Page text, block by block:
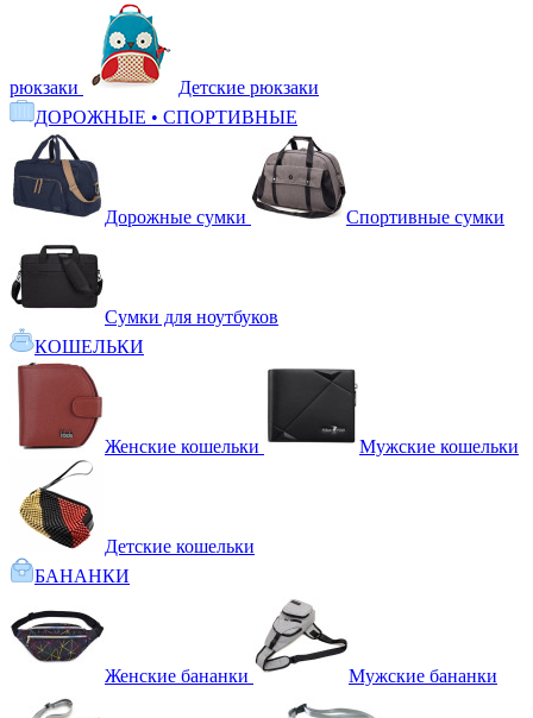
рюкзаки
Детские рюкзаки
ДОРОЖНЫЕ • СПОРТИВНЫЕ
Дорожные сумки Спортивные сумки
Сумки для ноутбуков
КОШЕЛЬКИ
Женские кошельки Мужские кошельки
Детские кошельки
БАНАНКИ
Женские бананки Мужские бананки